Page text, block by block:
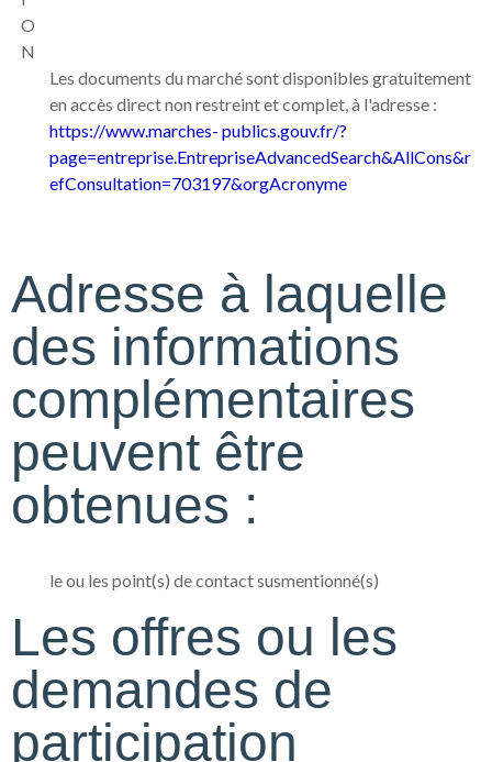
O
N
Les documents du marché sont disponibles gratuitement
en accès direct non restreint et complet, à l'adresse :
https://www.marches- publics.gouv.fr/?
page=entreprise.EntrepriseAdvancedSearch&AllCons&r
efConsultation=703197&orgAcronyme
Adresse à laquelle
des informations
complémentaires
peuvent être
obtenues :
le ou les point(s) de contact susmentionné(s)
Les offres ou les
demandes de
participation